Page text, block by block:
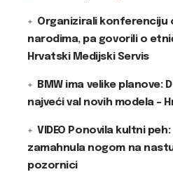
Organizirali
narodima, pa govorili o
Hrvatski Medijski Servis
BMW ima velike planove:
najveći val novih modela –
VIDEO Ponovila kultni
zamahnula nogom na
pozornici